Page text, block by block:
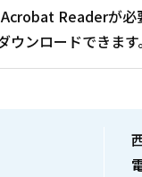
Readerが必
ンロードできます。